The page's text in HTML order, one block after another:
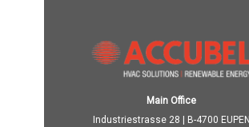
Main Office
Industriestrasse 28 | B-4700 EUPEN